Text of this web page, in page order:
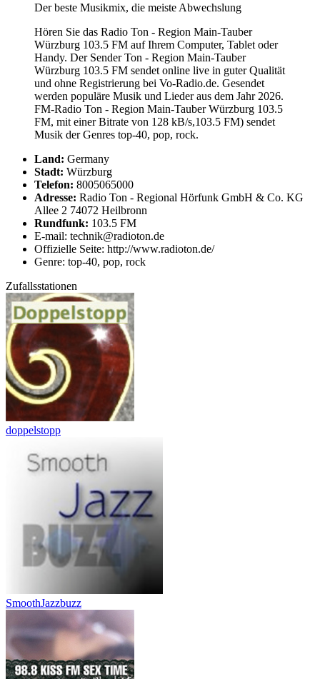
Der beste Musikmix, die meiste Abwechslung
Hören Sie das Radio Ton - Region Main-Tauber
Würzburg 103.5 FM auf Ihrem Computer, Tablet oder
Handy. Der Sender Ton - Region Main-Tauber
Würzburg 103.5 FM sendet online live in guter Qualität
und ohne Registrierung bei Vo-Radio.de. Gesendet
werden populäre Musik und Lieder aus dem Jahr 2026.
FM-Radio Ton - Region Main-Tauber Würzburg 103.5
FM, mit einer Bitrate von 128 kB/s,103.5 FM) sendet
Musik der Genres top-40, pop, rock.
Land: Germany
Stadt: Würzburg
Telefon: 8005065000
Adresse: Radio Ton - Regional Hörfunk GmbH & Co. KG
Allee 2 74072 Heilbronn
Rundfunk: 103.5 FM
E-mail: technik@radioton.de
Offizielle Seite: http://www.radioton.de/
Genre: top-40, pop, rock
Zufallsstationen
doppelstopp
SmoothJazzbuzz